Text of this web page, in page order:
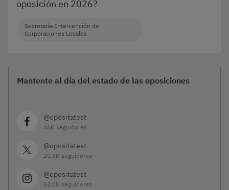
oposición en 2026?
Secretaría-Intervención de
Corporaciones Locales
Mantente al día del estado de las oposiciones
@opositatest
46K seguidores
@opositatest
20.3K seguidores
@opositatest
62.1K seguidores